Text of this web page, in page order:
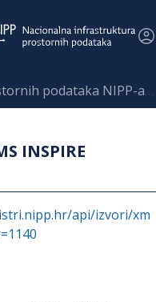
podataka NIPP-a
INSPIRE
api/izvori/xm